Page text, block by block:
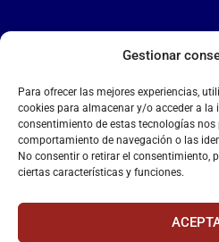
Gestionar
Para ofrecer las mejores experiencias,
cookies para almacenar y/o acceder a
consentimiento de estas tecnologías
comportamiento de navegación o las
No consentir o retirar el consentimiento,
ciertas características y funciones.
LA FALANGE
Reproductor
de
vídeo